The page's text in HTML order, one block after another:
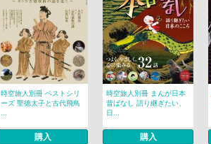
時空旅人別冊 ベストシリ
ーズ 聖徳太子と古代飛鳥
購入
時空旅人別冊 まんが日本
昔ばなし 語り継ぎたい、
日...
購入